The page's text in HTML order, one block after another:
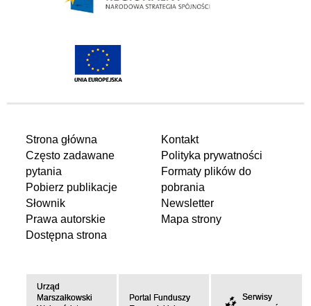
Strona główna
Często zadawane
pytania
Pobierz publikacje
Słownik
Prawa autorskie
Dostępna strona
Kontakt
Polityka prywatności
Formaty plików do
pobrania
Newsletter
Mapa strony
Urząd
Marszałkowski
Portal Funduszy
Serwisy